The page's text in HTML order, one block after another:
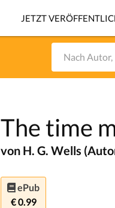
JETZT
The time
von H. G. Wells
ePub
€ 0.99